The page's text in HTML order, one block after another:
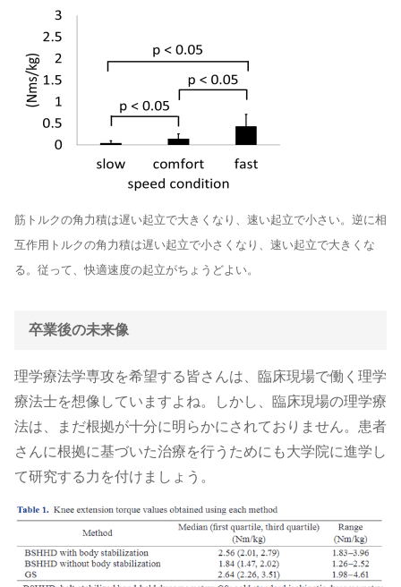
筋トルクの角力積は遅い起立で大きくなり、速い起立で小さい。逆に相
互作用トルクの角力積は遅い起立で小さくなり、速い起立で大きくな
る。従って、快適速度の起立がちょうどよい。
卒業後の未来像
理学療法学専攻を希望する皆さんは、臨床現場で働く理学
療法士を想像していますよね。しかし、臨床現場の理学療
法は、まだ根拠が十分に明らかにされておりません。患者
さんに根拠に基づいた治療を行うためにも大学院に進学し
て研究する力を付けましょう。